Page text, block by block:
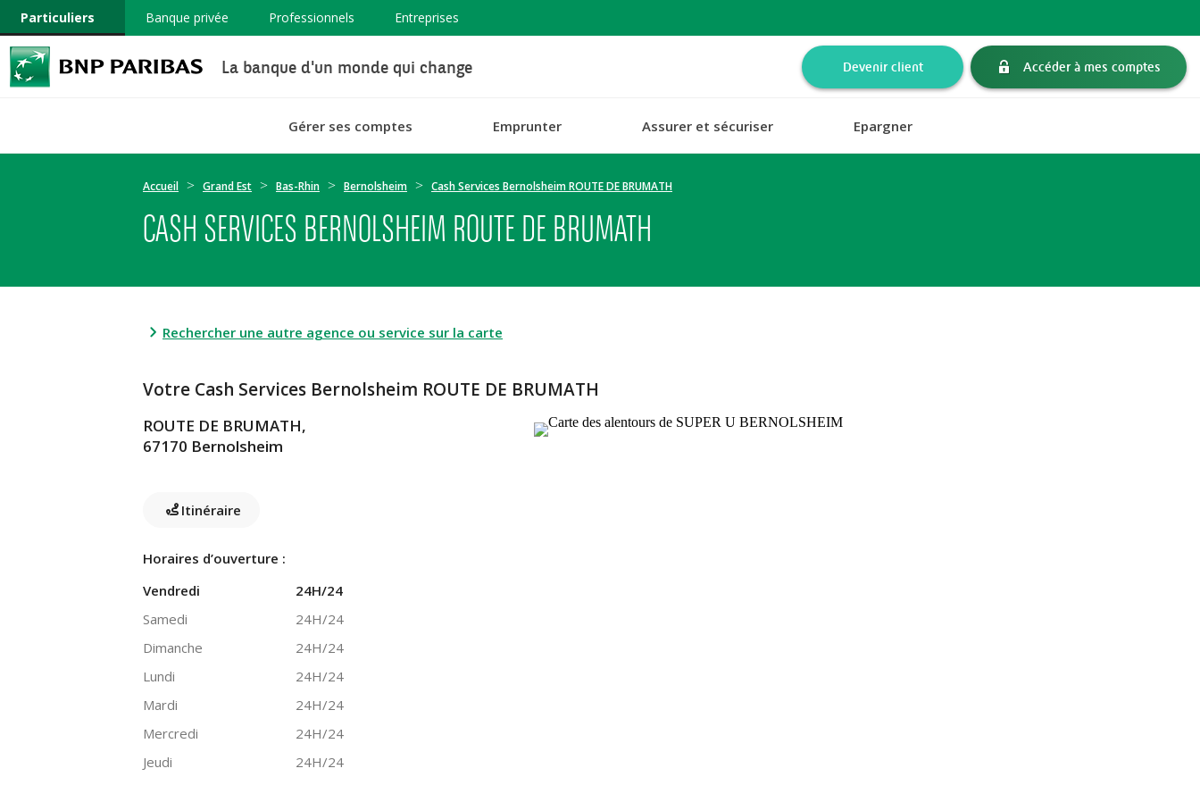
Particuliers Banque privée Professionnels Entreprises
La banque d'un monde qui change Devenir client Accéder à mes comptes
Gérer ses comptes Emprunter Assurer et sécuriser Epargner
Accueil Grand Est Bas-Rhin Bernolsheim Cash Services Bernolsheim ROUTE DE BRUMATH
CASH SERVICES BERNOLSHEIM ROUTE DE BRUMATH
Rechercher une autre agence ou service sur la carte
Votre Cash Services Bernolsheim ROUTE DE BRUMATH
ROUTE DE BRUMATH,
67170 Bernolsheim
Itinéraire
Horaires d’ouverture :
Vendredi
24H/24
Samedi
24H/24
Dimanche
24H/24
Lundi
24H/24
Mardi
24H/24
Mercredi
24H/24
Jeudi
24H/24